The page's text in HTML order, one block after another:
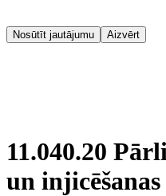
Nosūtīt jautājumu Aizvērt
11.040.20
un